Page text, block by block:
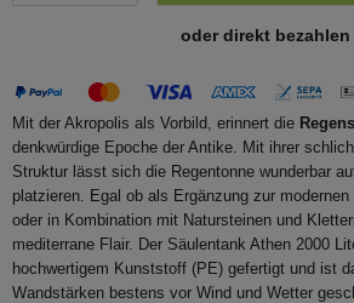
oder direkt bezahlen
Mit der Akropolis als Vorbild, erinnert die
denkwürdige Epoche der Antike. Mit ihrer
Struktur lässt sich die Regentonne wunderbar
platzieren. Egal ob als Ergänzung zur
oder in Kombination mit Natursteinen und
mediterrane Flair. Der Säulentank Athen 2000
hochwertigem Kunststoff (PE) gefertigt und ist
Wandstärken bestens vor Wind und Wetter